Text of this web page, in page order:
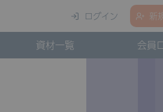
ログイン 新
資材一覧 会員